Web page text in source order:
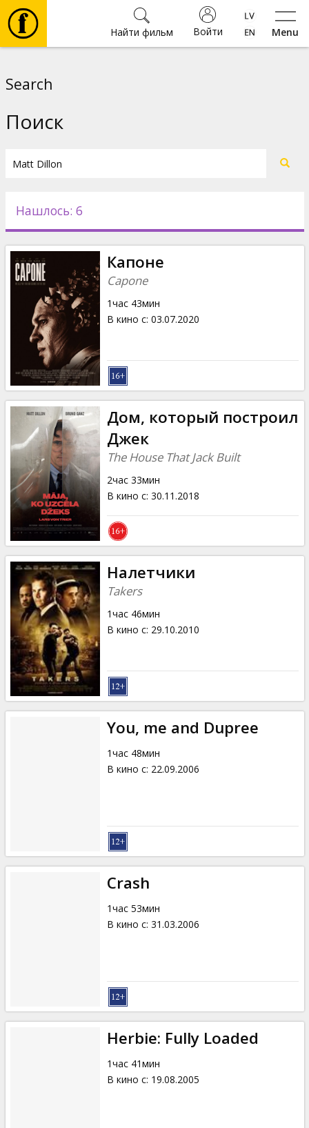
Menu
Войти
Найти фильм
Новости
Подарки
Кинозакуски
B2B
Клуб
Search
Поиск
Нашлось: 6
Капоне
Capone
1час 43мин
В кино с: 03.07.2020
Дом, который построил
Джек
The House That Jack Built
2час 33мин
В кино с: 30.11.2018
Налетчики
Takers
1час 46мин
В кино с: 29.10.2010
You, me and Dupree
1час 48мин
В кино с: 22.09.2006
Crash
1час 53мин
В кино с: 31.03.2006
Herbie: Fully Loaded
1час 41мин
В кино с: 19.08.2005